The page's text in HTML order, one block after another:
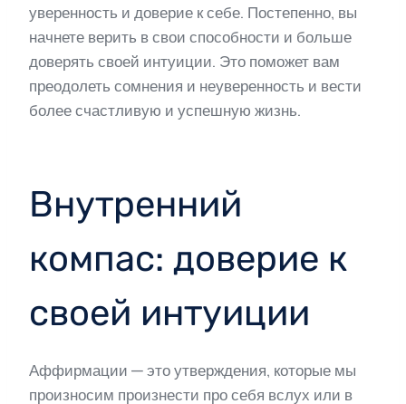
уверенность и доверие к себе. Постепенно, вы
начнете верить в свои способности и больше
доверять своей интуиции. Это поможет вам
преодолеть сомнения и неуверенность и вести
более счастливую и успешную жизнь.
Внутренний
компас: доверие к
своей интуиции
Аффирмации — это утверждения, которые мы
произносим произнести про себя вслух или в